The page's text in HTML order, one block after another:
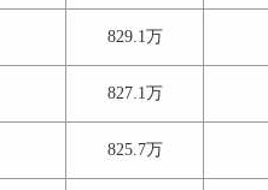
829.1万
827.1万
825.7万